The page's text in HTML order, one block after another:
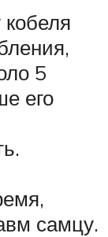
5
его
самцу.